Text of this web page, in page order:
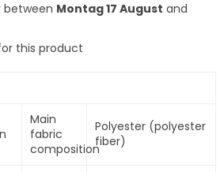
between Montag 17 August and
this product
Main
fabric
composition
Polyester (polyester
fiber)